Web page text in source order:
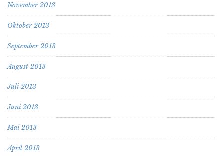
November 2013
Oktober 2013
September 2013
August 2013
Juli 2013
Juni 2013
Mai 2013
April 2013